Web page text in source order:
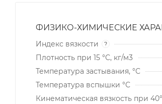
ФИЗИКО-ХИМИЧЕСКИЕ
Индекс вязкости ?
Плотность при 15 °С, кг/м3
Температура застывания, °С
Температура вспышки °С
Кинематическая вязкость при